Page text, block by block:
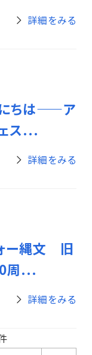
詳細をみる
ちは——ア
ス...
詳細をみる
ー縄文 旧
周...
詳細をみる